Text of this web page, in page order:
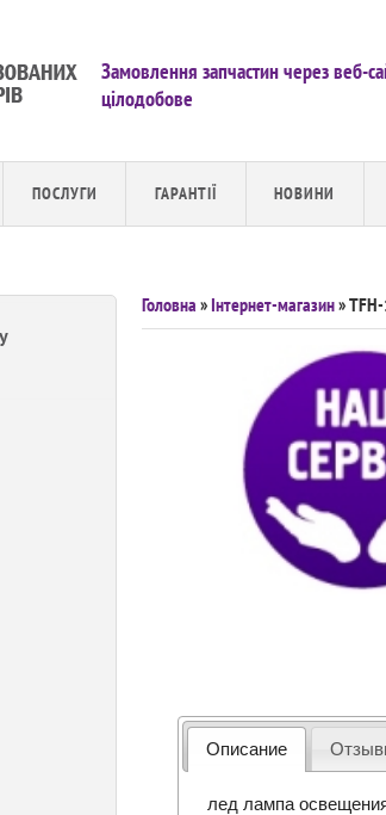
Замовлення запчастин через веб-
цілодобове
ПОСЛУГИ ГАРАНТІЇ НОВИНИ
Головна »Інтернет-магазин» TFH-
Описание
лед лампа